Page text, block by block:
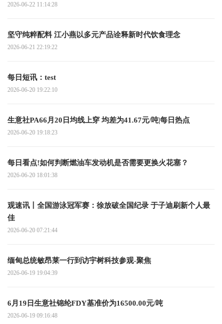
2026-06-22 11:14:28
坚守纯粹配料 江小燕以多元产品诠释新时代饮食理念
2026-06-21 22:19:22
每日短讯：test
2026-06-20 19:22:10
生意社PA66月20日均线上穿 均差为41.67元/吨|每日热点
2026-06-20 19:18:23
每日看点!如何判断燃油车发动机是否需要更换火花塞？
2026-06-20 18:01:38
观速讯丨全国游泳冠军赛：徐放破全国纪录 于子迪刷新个人最
佳
2026-06-20 07:21:44
缅甸总统敏昂莱一行到访宇树科技参观-聚焦
2026-06-19 19:04:39
6月19日生意社锦纶FDY基准价为16500.00元/吨
2026-06-19 09:16:48